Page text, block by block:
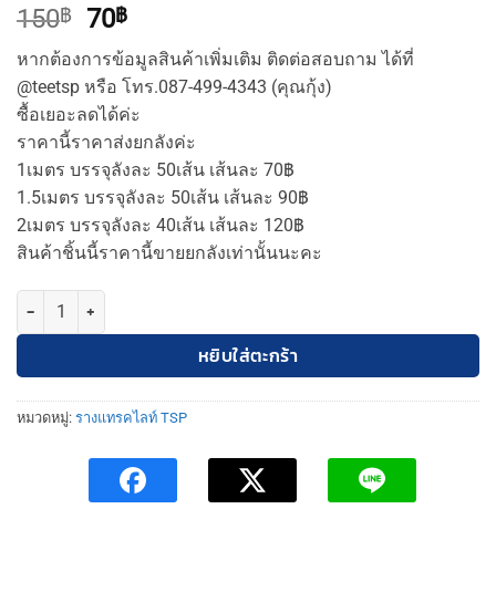
150฿
Original
price
was:
150฿.
70฿Current
price
is:
70฿.
หากต้องการข้อมูลสินค้าเพิ่มเติม ติดต่อสอบถาม ได้ที่
@teetsp หรือ โทร.087-499-4343 (คุณกุ้ง)
ซื้อเยอะลดได้ค่ะ
ราคานี้ราคาส่งยกลังค่ะ
1เมตร บรรจุลังละ 50เส้น เส้นละ 70฿
1.5เมตร บรรจุลังละ 50เส้น เส้นละ 90฿
2เมตร บรรจุลังละ 40เส้น เส้นละ 120฿
สินค้าชิ้นนี้ราคานี้ขายยกลังเท่านั้นนะคะ
จำนวน รางไฟแทรคไลท์ PVC มีหลายขนาดTSPราคาถูก ชิ้น
หยิบใส่ตะกร้า
หมวดหมู่: รางแทรคไลท์ TSP